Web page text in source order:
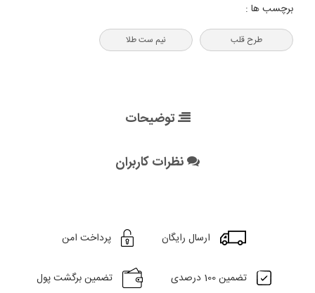
برچسب ها :
طرح قلب نیم ست طلا
توضیحات
نظرات کاربران
ارسال رایگان پرداخت امن
تضمین 100 درصدی تضمین برگشت پول